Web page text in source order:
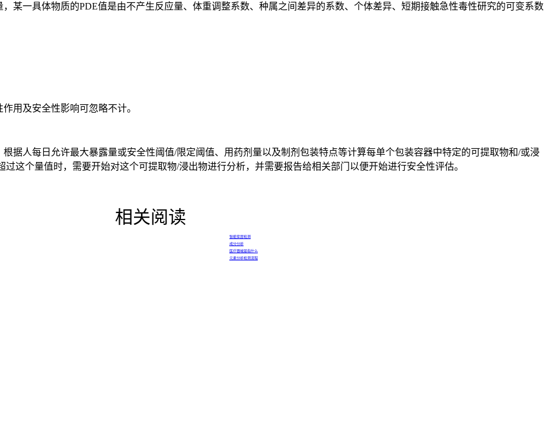
一具体物质的PDE值是由不产生反应量、体重调整系数、种属之间差异的系数、个体差异、短期接触急性毒性研究的可变系数
用及安全性影响可忽略不计。
据人每日允许最大暴露量或安全性阈值/限定阈值、用药剂量以及制剂包装特点等计算每单个包装容器中特定的可提取物和/或浸
这个量值时，需要开始对这个可提取物/浸出物进行分析，并需要报告给相关部门以便开始进行安全性评估。
相关阅读
智能家居检测
成分分析
医疗器械是指什么
元素分析检测流程